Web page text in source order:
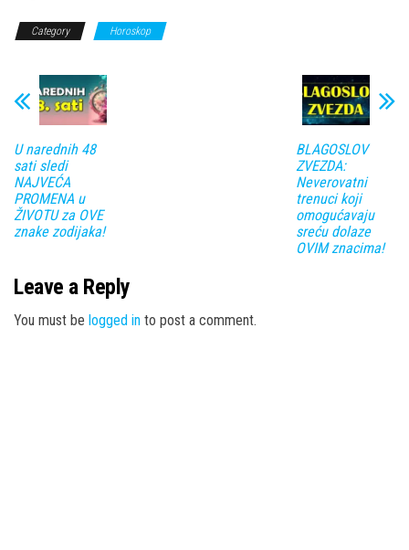
Category Horoskop
U narednih 48
sati sledi
NAJVEĆA
PROMENA u
ŽIVOTU za OVE
znake zodijaka!
BLAGOSLOV
ZVEZDA:
Neverovatni
trenuci koji
omogućavaju
sreću dolaze
OVIM znacima!
Leave a Reply
You must be logged in to post a comment.